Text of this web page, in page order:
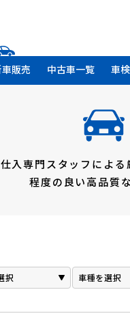
販売 中古車一覧 車
仕入専門スタッフによる
程度の良い高品質